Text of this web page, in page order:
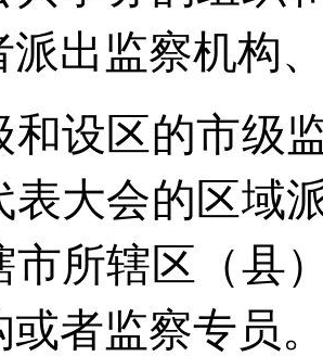
派出监察机构
区的市级监
表大会的区域
市所辖区（县
或者监察专员